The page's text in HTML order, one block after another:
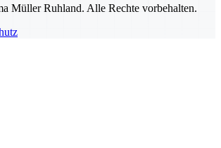
Müller Ruhland. Alle Rechte vorbehalten.